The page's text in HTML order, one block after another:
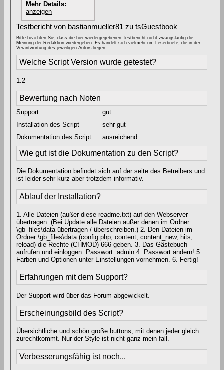
Mehr Details:
anzeigen
Testbericht von bastianmueller81 zu tsGuestbook
Bitte beachten Sie, dass die hier wiedergegebenen Testbericht nicht zwangsläufig die
Meinung der Redaktion wiedergeben. Es handelt sich vielmehr um Leserbriefe, die in der
Verantwortung des jeweiligen Autors liegen.
Welche Script Version wurde getestet?
1.2
Bewertung nach Noten
Support
gut
Installation des Script
sehr gut
Dokumentation des Script
ausreichend
Wie gut ist die Dokumentation zu den Script?
Die Dokumentation befindet sich auf der seite des Betreibers und
ist leider sehr kurz aber trotzdem informativ.
Ablauf der Installation?
1. Alle Dateien (außer diese readme.txt) auf den Webserver
übertragen. (Bei Update alle Dateien außer denen im Ordner
\gb_files\data übertragen / überschreiben.) 2. Den Dateien im
Ordner \gb_files\data (config.php, content, content_new, hits,
reload) die Rechte (CHMOD) 666 geben. 3. Das Gästebuch
aufrufen und einloggen. Passwort: admin 4. Passwort ändern! 5.
Farben und Optionen unter Einstellungen vornehmen. 6. Fertig!
Erfahrungen mit dem Support?
Der Support wird über das Forum abgewickelt.
Erscheinungsbild des Script?
Übersichtliche und schön große buttons, mit denen jeder gleich
zurechtkommt. Nur der Style ist nicht ganz mein fall.
Verbesserungsfähig ist noch...